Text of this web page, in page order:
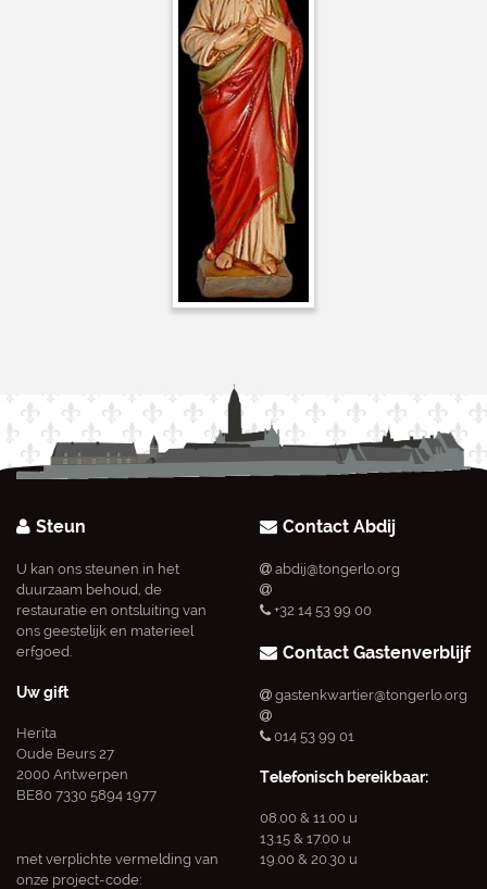
Steun
U kan ons steunen in het
duurzaam behoud, de
restauratie en ontsluiting van
ons geestelijk en materieel
erfgoed.
Uw gift
Herita
Oude Beurs 27
2000 Antwerpen
BE80 7330 5894 1977
met verplichte vermelding van
onze project-code:
Contact Abdij
abdij@tongerlo.org
+32 14 53 99 00
Contact Gastenverblijf
gastenkwartier@tongerlo.org
014 53 99 01
Telefonisch bereikbaar:
08.00 & 11.00 u
13.15 & 17.00 u
19.00 & 20.30 u